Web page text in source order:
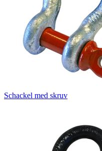
Schackel med skruv